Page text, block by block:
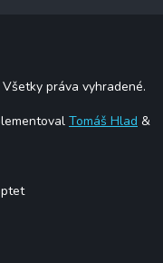
Všetky práva vyhradené.
Tomáš Hlad &